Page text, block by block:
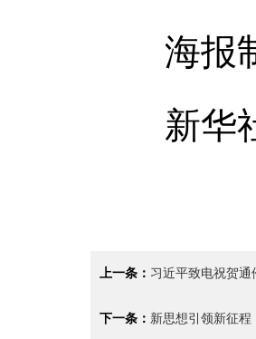
海报制
新华社
上一条： 习近平致电祝贺
下一条： 新思想引领新征